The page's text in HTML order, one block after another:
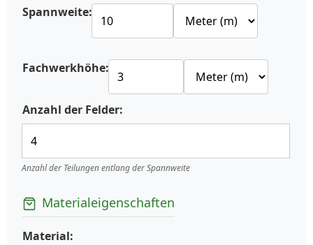
Spannweite:
Fachwerkhöhe:
Anzahl der Felder:
Anzahl der Teilungen entlang der Spannweite
Materialeigenschaften
Material: